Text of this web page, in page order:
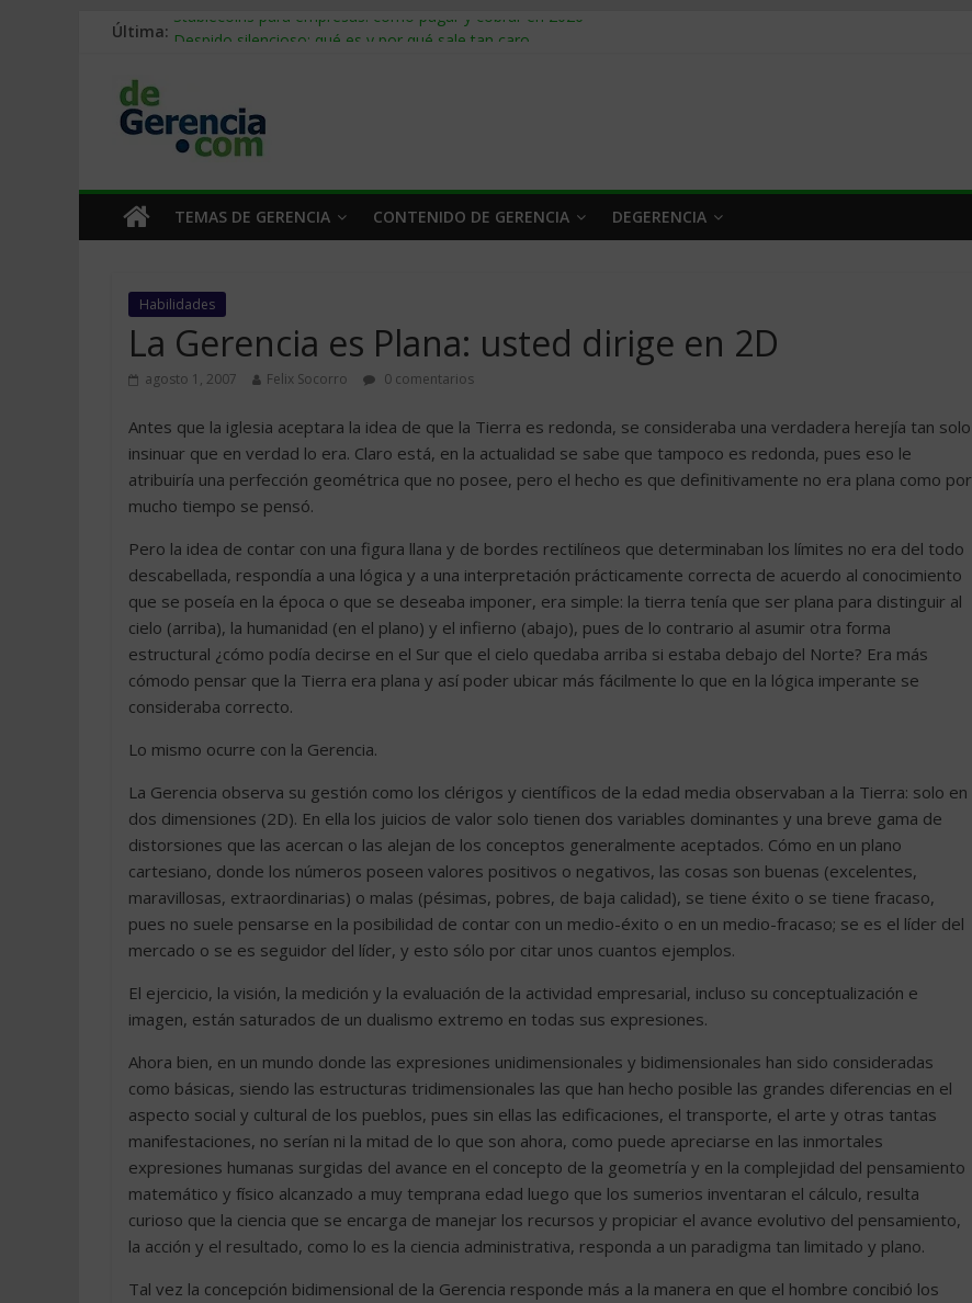
Última: Stablecoins para empresas: cómo pagar y cobrar en 2026
Trabajo forzoso en la cadena de suministro: qué hacer
Mercado hispano de EE. UU.: cómo segmentarlo y venderle
TEMAS DE GERENCIA CONTENIDO DE GERENCIA DEGERENCIA
Habilidades
La Gerencia es Plana: usted dirige en 2D
agosto 1, 2007 Felix Socorro 0 comentarios
Antes que la iglesia aceptara la idea de que la Tierra es redonda, se consideraba una verdadera herejía tan solo
insinuar que en verdad lo era. Claro está, en la actualidad se sabe que tampoco es redonda, pues eso le
atribuiría una perfección geométrica que no posee, pero el hecho es que definitivamente no era plana como por
mucho tiempo se pensó.
Pero la idea de contar con una figura llana y de bordes rectilíneos que determinaban los límites no era del todo
descabellada, respondía a una lógica y a una interpretación prácticamente correcta de acuerdo al conocimiento
que se poseía en la época o que se deseaba imponer, era simple: la tierra tenía que ser plana para distinguir al
cielo (arriba), la humanidad (en el plano) y el infierno (abajo), pues de lo contrario al asumir otra forma
estructural ¿cómo podía decirse en el Sur que el cielo quedaba arriba si estaba debajo del Norte? Era más
cómodo pensar que la Tierra era plana y así poder ubicar más fácilmente lo que en la lógica imperante se
consideraba correcto.
Lo mismo ocurre con la Gerencia.
La Gerencia observa su gestión como los clérigos y científicos de la edad media observaban a la Tierra: solo en
dos dimensiones (2D). En ella los juicios de valor solo tienen dos variables dominantes y una breve gama de
distorsiones que las acercan o las alejan de los conceptos generalmente aceptados. Cómo en un plano
cartesiano, donde los números poseen valores positivos o negativos, las cosas son buenas (excelentes,
maravillosas, extraordinarias) o malas (pésimas, pobres, de baja calidad), se tiene éxito o se tiene fracaso,
pues no suele pensarse en la posibilidad de contar con un medio-éxito o en un medio-fracaso; se es el líder del
mercado o se es seguidor del líder, y esto sólo por citar unos cuantos ejemplos.
El ejercicio, la visión, la medición y la evaluación de la actividad empresarial, incluso su conceptualización e
imagen, están saturados de un dualismo extremo en todas sus expresiones.
Ahora bien, en un mundo donde las expresiones unidimensionales y bidimensionales han sido consideradas
como básicas, siendo las estructuras tridimensionales las que han hecho posible las grandes diferencias en el
aspecto social y cultural de los pueblos, pues sin ellas las edificaciones, el transporte, el arte y otras tantas
manifestaciones, no serían ni la mitad de lo que son ahora, como puede apreciarse en las inmortales
expresiones humanas surgidas del avance en el concepto de la geometría y en la complejidad del pensamiento
matemático y físico alcanzado a muy temprana edad luego que los sumerios inventaran el cálculo, resulta
curioso que la ciencia que se encarga de manejar los recursos y propiciar el avance evolutivo del pensamiento,
la acción y el resultado, como lo es la ciencia administrativa, responda a un paradigma tan limitado y plano.
Tal vez la concepción bidimensional de la Gerencia responde más a la manera en que el hombre concibió los